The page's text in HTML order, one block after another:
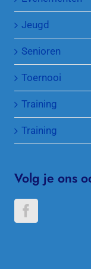
Jeugd
Senioren
Toernooi
Training
Training
Volg je ons